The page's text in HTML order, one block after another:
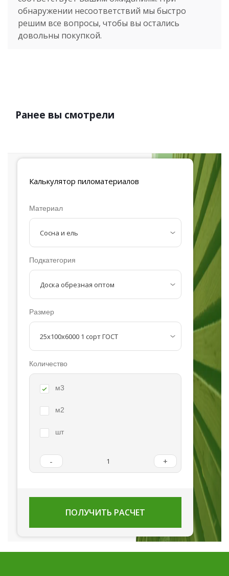
обнаружении несоответствий мы быстро
решим все вопросы, чтобы вы остались
довольны покупкой.
Ранее вы смотрели
Калькулятор пиломатериалов
Материал
Подкатегория
Размер
Количество
м3
м2
шт
- +
ПОЛУЧИТЬ РАСЧЕТ